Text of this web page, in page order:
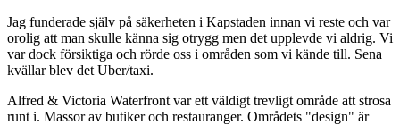
Jag funderade själv på säkerheten i Kapstaden innan vi reste och var
orolig att man skulle känna sig otrygg men det upplevde vi aldrig. Vi
var dock försiktiga och rörde oss i områden som vi kände till. Sena
kvällar blev det Uber/taxi.
Alfred & Victoria Waterfront var ett väldigt trevligt område att strosa
runt i. Massor av butiker och restauranger. Områdets "design" är